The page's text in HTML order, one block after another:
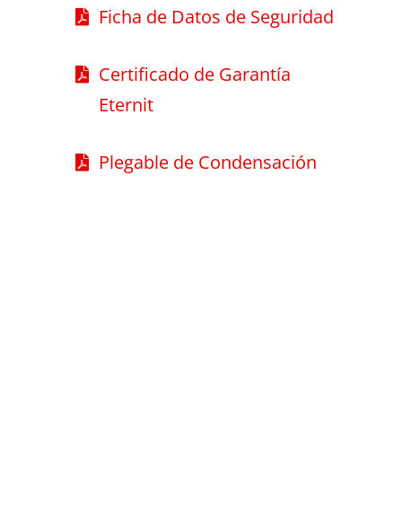
Ficha de Datos de Seguridad
Certificado de Garantía
Eternit
Plegable de Condensación